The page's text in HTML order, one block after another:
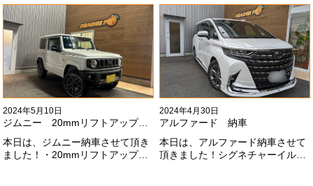
なりました！いつも本当にありが
とうございます#x1f60a;
全然、思い通りエアロが入ってき
ませんね。。今後とも宜しくお願
いします！
2024年5月10日
ジムニー 20mmリフトアップ納車
本日は、ジムニー納車させて頂き
ました！・20mmリフトアップ・
2024年4月30日
アルファード 納車
本日は、アルファード納車させて
頂きました！シグネチャーイル